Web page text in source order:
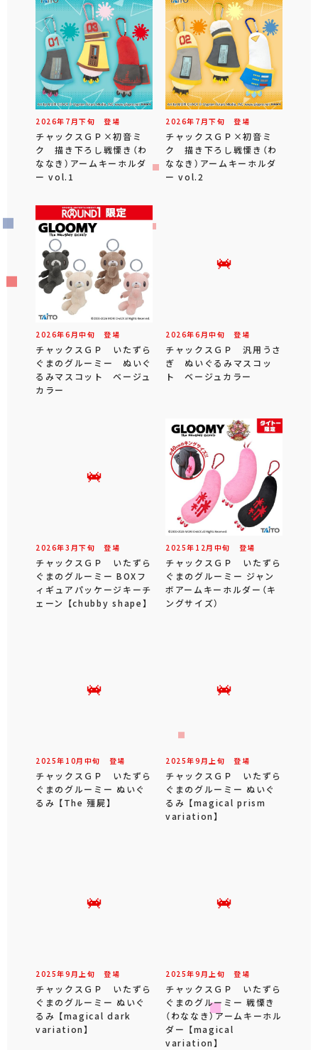
2026年 7 月下旬 登場
チャックスＧＰ×初音ミ
ク 描き下ろし戦慄き（わ
ななき）アームキーホルダ
ー vol.1
2026年 7 月下旬 登場
チャックスＧＰ×初音ミ
ク 描き下ろし戦慄き（わ
ななき）アームキーホルダ
ー vol.2
2026年6 月中旬 登場
チャックスＧＰ いたずら
ぐまのグルーミー ぬいぐ
るみマスコット ベージュ
カラー
2026年6 月中旬 登場
チャックスＧＰ 汎用うさ
ぎ ぬいぐるみマスコッ
ト ベージュカラー
2026年3 月下旬 登場
チャックスＧＰ いたずら
ぐまのグルーミー BOXフ
ィギュアパッケージキーチ
ェーン 【chubby shape】
2025年 12 月 中旬 登場
チャックスＧＰ いたずら
ぐまのグルーミー ジャン
ボアームキーホルダー（キ
ングサイズ）
2025年 10月 中旬 登場
チャックスＧＰ いたずら
ぐまのグルーミー ぬいぐ
るみ 【The 殭屍】
2025年9 月 上旬 登場
チャックスＧＰ いたずら
ぐまのグルーミー ぬいぐ
るみ 【magical prism
variation】
2025年9 月 上旬 登場
チャックスＧＰ いたずら
ぐまのグルーミー ぬいぐ
るみ 【magical dark
variation】
2025年9 月 上旬 登場
チャックスＧＰ いたずら
ぐまのグルーミー 戦慄き
（わななき）アームキーホル
ダー 【magical
variation】